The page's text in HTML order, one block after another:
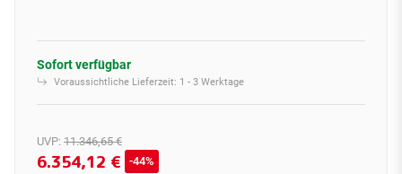
Sofort verfügbar
Voraussichtliche Lieferzeit: 1 - 3 Werktage
UVP: 11.346,65 €
6.354,12 €
44%